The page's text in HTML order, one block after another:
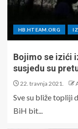
HB.HTEAM.ORG
Bojimo se izići
susjedu su
22. travnja 2021.
Sve su bliže topliji
BiH bit...